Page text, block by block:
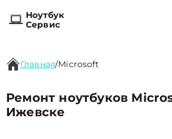
Ноутбук
Сервис
Главная/Microsoft
Ремонт ноутбуков
Ижевске